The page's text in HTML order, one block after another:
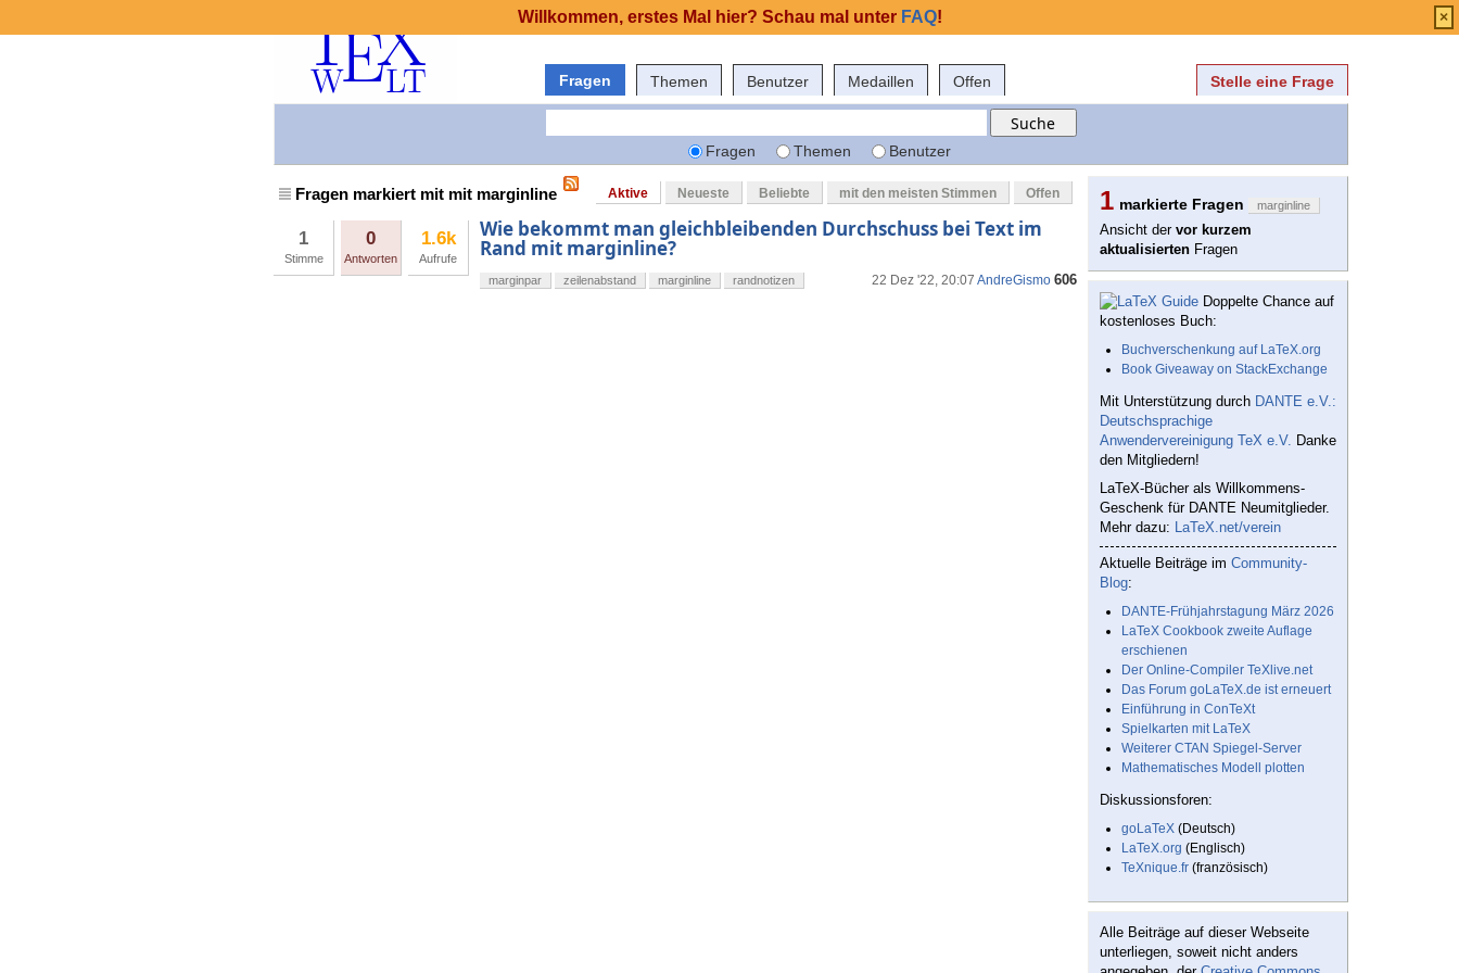
Fragen Themen Benutzer Medaillen Offen Stelle eine Frage
Fragen Themen Benutzer
Fragen markiert mit mit marginline Aktive Neueste Beliebte mit den meisten Stimmen Offen
1
Stimme
0
Antworten
1.6k
Aufrufe
Wie bekommt man gleichbleibenden Durchschuss bei Text im
Rand mit marginline?
22 Dez '22, 20:07 AndreGismo 606
marginpar zeilenabstand marginline randnotizen
1 markierte Fragen marginline
Ansicht der vor kurzem
aktualisierten Fragen
Doppelte Chance auf
kostenloses Buch:
Buchverschenkung auf LaTeX.org
Book Giveaway on StackExchange
Mit Unterstützung durch DANTE e.V.:
Deutschsprachige
Anwendervereinigung TeX e.V. Danke
den Mitgliedern!
LaTeX-Bücher als Willkommens-
Geschenk für DANTE Neumitglieder.
Mehr dazu: LaTeX.net/verein
Aktuelle Beiträge im Community-
Blog:
DANTE-Frühjahrstagung März 2026
LaTeX Cookbook zweite Auflage
erschienen
Der Online-Compiler TeXlive.net
Das Forum goLaTeX.de ist erneuert
Einführung in ConTeXt
Spielkarten mit LaTeX
Weiterer CTAN Spiegel-Server
Mathematisches Modell plotten
Diskussionsforen:
goLaTeX (Deutsch)
LaTeX.org (Englisch)
TeXnique.fr (französisch)
Alle Beiträge auf dieser Webseite
unterliegen, soweit nicht anders
Willkommen, erstes Mal hier? Schau mal unter FAQ! ×